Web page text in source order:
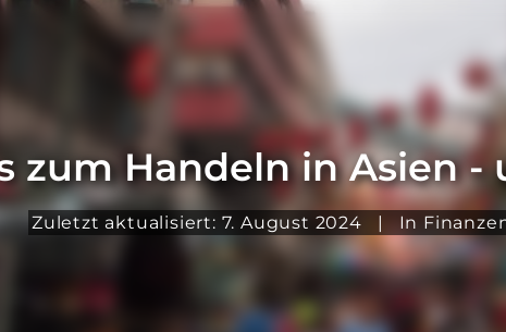
zum Handeln in Asien -
Zuletzt aktualisiert: 7. August 2024 | In